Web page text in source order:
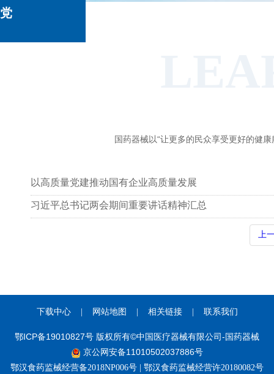
党
国药器械以“让更多的民众享受更好的健
以高质量党建推动国有企业高质量发展
习近平总书记两会期间重要讲话精神汇总
上
下载中心 网站地图 相关链接 联系我们
鄂ICP备19010827号 版权所有©中国医疗器械有限公司-国药器械
京公网安备11010502037886号
鄂汉食药监械经营备2018NP006号 | 鄂汉食药监械经营许20180082号